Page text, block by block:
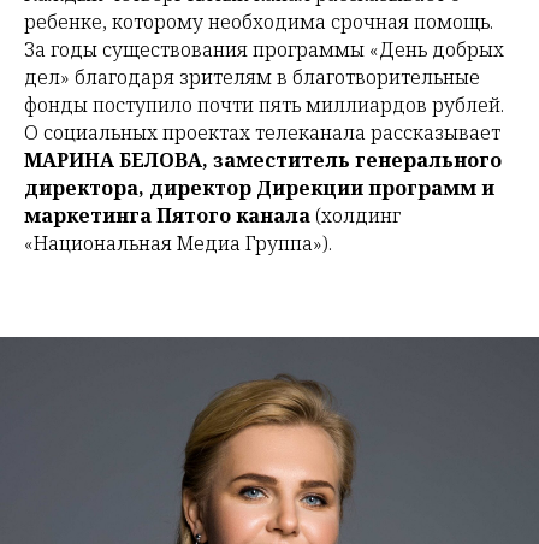
ребенке, которому необходима срочная помощь.
За годы существования программы «День добрых
дел» благодаря зрителям в благотворительные
фонды поступило почти пять миллиардов рублей.
О социальных проектах телеканала рассказывает
МАРИНА БЕЛОВА, заместитель генерального
директора, директор Дирекции программ и
маркетинга Пятого канала(холдинг
«Национальная Медиа Группа»).